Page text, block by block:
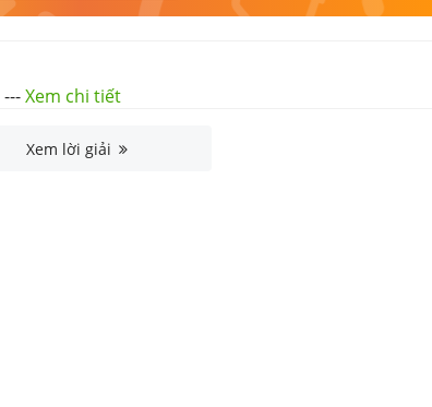
---Xem chi tiết
Xem lời giải